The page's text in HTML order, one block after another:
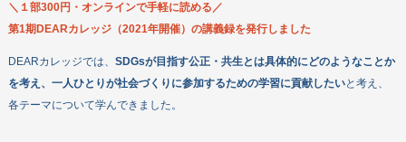
＼１部300円・オンラインで手軽に読める／
第1期DEARカレッジ（2021年開催）の講義録を発行しました
DEARカレッジでは、 SDGsが目指す公正・共生とは具体的にどのようなことか
を考え、一人ひとりが社会づくりに参加するための学習に貢献したいと考え、
各テーマについて学んできました。